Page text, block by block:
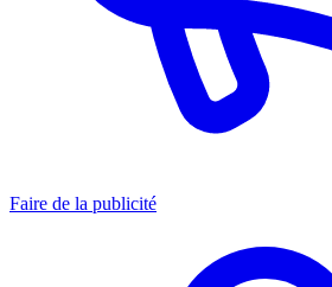
Faire de la publicité